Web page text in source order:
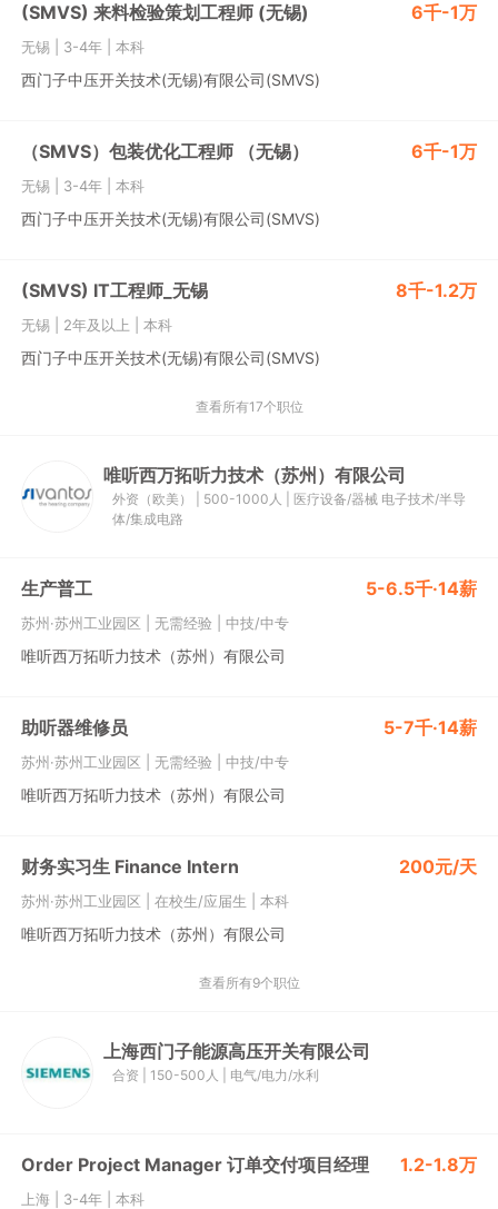
(SMVS) 来料检验策划工程师 (无锡) 6千-1万
无锡 3-4年 本科
西门子中压开关技术(无锡)有限公司(SMVS)
（SMVS）包装优化工程师 （无锡） 6千-1万
无锡 3-4年 本科
西门子中压开关技术(无锡)有限公司(SMVS)
(SMVS) IT工程师_无锡 8千-1.2万
无锡 2年及以上 本科
西门子中压开关技术(无锡)有限公司(SMVS)
查看所有17个职位
唯听西万拓听力技术（苏州）有限公司
外资（欧美） 500-1000人 医疗设备/器械 电子技术/半导
体/集成电路
生产普工 5-6.5千·14薪
苏州·苏州工业园区 无需经验 中技/中专
唯听西万拓听力技术（苏州）有限公司
助听器维修员 5-7千·14薪
苏州·苏州工业园区 无需经验 中技/中专
唯听西万拓听力技术（苏州）有限公司
财务实习生 Finance Intern 200元/天
苏州·苏州工业园区 在校生/应届生 本科
唯听西万拓听力技术（苏州）有限公司
查看所有9个职位
上海西门子能源高压开关有限公司
合资 150-500人 电气/电力/水利
Order Project Manager 订单交付项目经理 1.2-1.8万
上海 3-4年 本科